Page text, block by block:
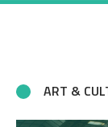
ART &